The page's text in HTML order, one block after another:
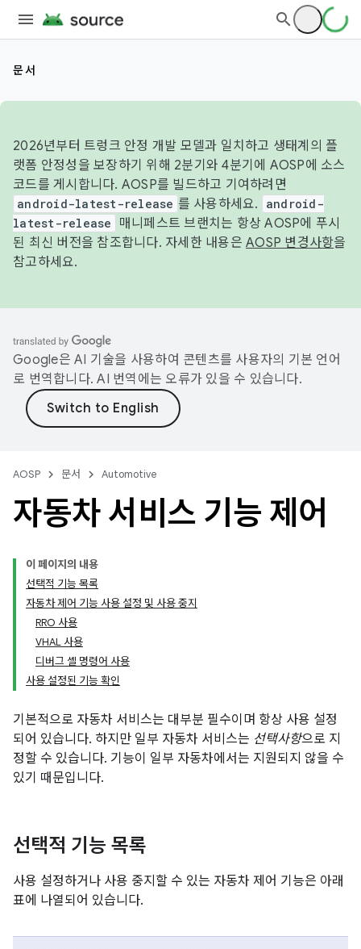
문서
2026년부터 트렁크 안정 개발 모델과 일치하고 생태계의 플
랫폼 안정성을 보장하기 위해 2분기와 4분기에 AOSP에 소스
코드를 게시합니다. AOSP를 빌드하고 기여하려면
android-latest-release 를 사용하세요.
android-
latest-release
매니페스트 브랜치는 항상 AOSP에 푸시
된 최신 버전을 참조합니다. 자세한 내용은 AOSP 변경사항을
참고하세요.
Google은 AI 기술을 사용하여 콘텐츠를 사용자의 기본 언어
로 번역합니다. AI 번역에는 오류가 있을 수 있습니다.
AOSP 문서 Automotive
자동차 서비스 기능 제어
이 페이지의 내용
선택적 기능 목록
자동차 제어 기능 사용 설정 및 사용 중지
RRO 사용
VHAL 사용
디버그 셸 명령어 사용
사용 설정된 기능 확인
기본적으로 자동차 서비스는 대부분 필수이며 항상 사용 설정
되어 있습니다. 하지만 일부 자동차 서비스는 선택사항으로 지
정할 수 있습니다. 기능이 일부 자동차에서는 지원되지 않을 수
있기 때문입니다.
선택적 기능 목록
사용 설정하거나 사용 중지할 수 있는 자동차 제어 기능은 아래
표에 나열되어 있습니다.